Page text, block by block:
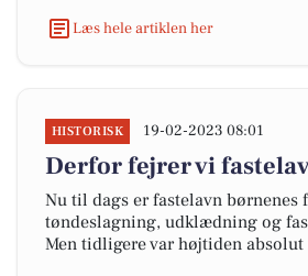
Læs hele artiklen her
HISTORISK 19-02-2023 08:01
Derfor fejrer vi
Nu til dags er fastelavn børnenes
tøndeslagning, udklædning og
Men tidligere var højtiden